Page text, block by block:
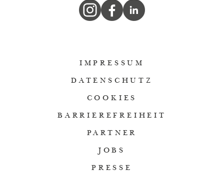
IMPRESSUM
DATENSCHUTZ
COOKIES
BARRIEREFREIHEIT
PARTNER
JOBS
PRESSE